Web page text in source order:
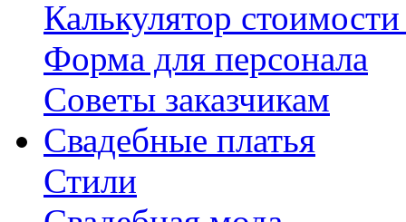
Калькулятор
Форма для персонала
Советы заказчикам
Свадебные платья
Стили